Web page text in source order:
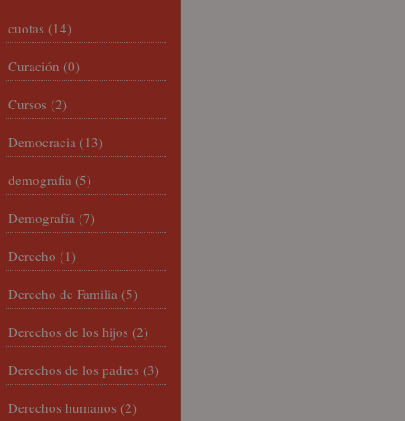
cuotas (14)
Curación (0)
Cursos (2)
Democracia (13)
demografia (5)
Demografía (7)
Derecho (1)
Derecho de Familia (5)
Derechos de los hijos (2)
Derechos de los padres (3)
Derechos humanos (2)